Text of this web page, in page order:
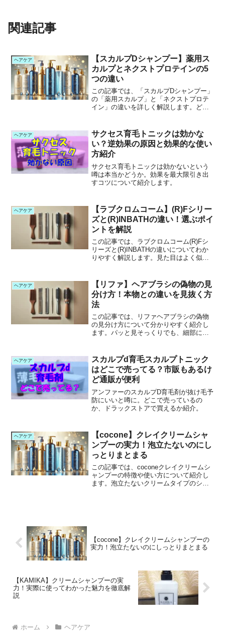
関連記事
ヘアケア
【スカルプDシャンプー】薬用ス
カルプとネクストプロテインの5
つの違い
この記事では、「スカルプDシャンプー」
の「薬用スカルプ」と「ネクストプロテ
イン」の違いを詳しく解説します。どち
す。どちらを選べばいいのか悩んでいる
方に向けて、それぞれの特...
ヘアケア
サクセス育毛トニックは効かな
い？逆効果の原因と効果的な使い
方紹介
サクセス育毛トニックは効かないという
噂は本当かどうか。効果を最大限引き出
すコツについて紹介します。
ヘアケア
【ラブクロムコーム】(R)Fシリー
ズと(R)INBATHの違い！選ぶポイ
ントを解説
この記事では、ラブクロムコーム(R)Fシ
リーズと(R)INBATHの違いについてわか
りやすく解説します。見た目はよく似て
に合っているのか迷っているなら、その
モヤモヤを...
ヘアケア
【リファ】ヘアブラシの偽物の見
分け方！本物との違いを見抜く方
法
この記事では、リファヘアブラシの偽物
の見分け方について分かりやすく紹介し
ます。パッと見そっくりでも、細部にヒ
方を知っておくと役立ちます。この記事
を読むとわかること リフ...
ヘアケア
スカルプd育毛スカルプトニック
はどこで売ってる？市販もあるけ
ど通販が便利
アンファーのスカルプD育毛剤が抜け毛予
防にいいと噂に。どこで売っているの
か、ドラックストアで買えるか紹介。
ヘアケア
【cocone】クレイクリームシャ
ンプーの実力！泡立たないのにし
っとりまとまる
この記事では、coconeクレイクリームシ
ャンプーの特徴や使い方について紹介し
ます。泡立たないクリームタイプのシャ
【cocone】クレイクリームシャンプーの
実力！泡立たないのにしっとりまとまる
【KAMIKA】クリームシャンプーの実
力！実際に使ってわかった魅力を徹底解
説
ホーム ヘアケア